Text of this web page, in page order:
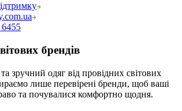
брендів
зручний одяг від провідних світових
лише перевірені бренди, щоб ваші
та почувалися комфортно щодня.